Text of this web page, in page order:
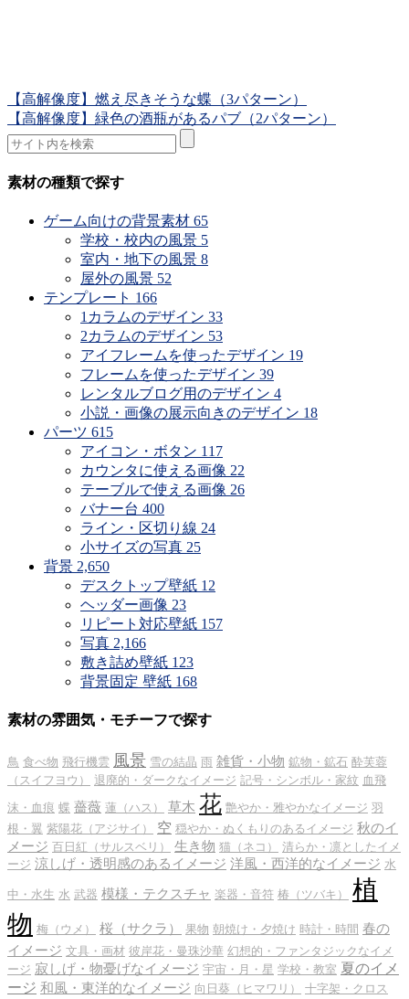
【高解像度】燃え尽きそうな蝶（3パターン）
【高解像度】緑色の酒瓶があるパブ（2パターン）
素材の種類で探す
ゲーム向けの背景素材 65
学校・校内の風景 5
室内・地下の風景 8
屋外の風景 52
テンプレート 166
1カラムのデザイン 33
2カラムのデザイン 53
アイフレームを使ったデザイン 19
フレームを使ったデザイン 39
レンタルブログ用のデザイン 4
小説・画像の展示向きのデザイン 18
パーツ 615
アイコン・ボタン 117
カウンタに使える画像 22
テーブルで使える画像 26
バナー台 400
ライン・区切り線 24
小サイズの写真 25
背景 2,650
デスクトップ壁紙 12
ヘッダー画像 23
リピート対応壁紙 157
写真 2,166
敷き詰め壁紙 123
背景固定 壁紙 168
素材の雰囲気・モチーフで探す
鳥 食べ物 飛行機雲 風景 雪の結晶 雨 雑貨・小物 鉱物・鉱石 酔芙蓉
（スイフヨウ）
退廃的・ダークなイメージ 記号・シンボル・家紋 血飛
沫・血痕 蝶 薔薇 蓮（ハス） 草木 花 艶やか・雅やかなイメージ 羽
根・翼 紫陽花（アジサイ） 空 穏やか・ぬくもりのあるイメージ 秋のイ
メージ 百日紅（サルスベリ） 生き物 猫（ネコ）
清らか・凛としたイメ
ージ 涼しげ・透明感のあるイメージ 洋風・西洋的なイメージ 水
中・水生 水 武器 模様・テクスチャ 楽器・音符 椿（ツバキ）
植
物 梅（ウメ） 桜（サクラ） 果物 朝焼け・夕焼け 時計・時間 春の
イメージ 文具・画材 彼岸花・曼珠沙華 幻想的・ファンタジックなイメ
ージ 寂しげ・物憂げなイメージ 宇宙・月・星 学校・教室 夏のイメ
ージ 和風・東洋的なイメージ 向日葵（ヒマワリ）
十字架・クロス